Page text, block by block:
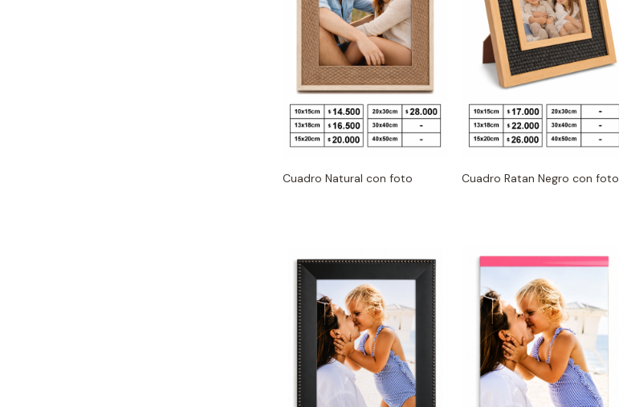
Cuadro Natural con foto Cuadro Ratan Negro con foto